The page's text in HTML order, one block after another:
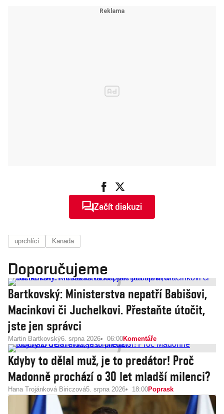
Začít diskuzi
uprchlíci Kanada
Doporučujeme
Bartkovský: Ministerstva nepatří Babišovi,
Macinkovi či Juchelkovi. Přestaňte útočit,
jste jen správci
Martin Bartkovský6. srpna 2026 06:00Komentáře
Kdyby to dělal muž, je to predátor! Proč
Madonně prochází o 30 let mladší milenci?
Hana Trojánková Biriczová5. srpna 2026 18:00Poprask